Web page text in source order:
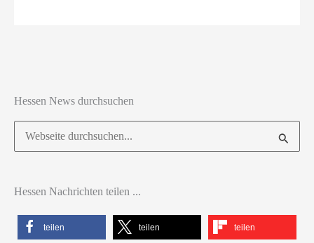
Hessen News durchsuchen
Suchen
nach:
Hessen Nachrichten teilen ...
teilen teilen teilen